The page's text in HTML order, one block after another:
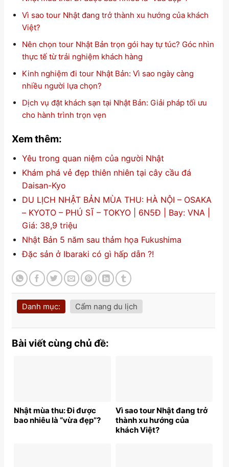
Vì sao tour Nhật đang trở thành xu hướng của khách
Việt?
Nên chọn tour Nhật Bản trọn gói hay tự túc? Góc nhìn
thực tế từ trải nghiệm khách hàng
Kinh nghiệm đi tour Nhật Bản: Vì sao ngày càng
nhiều người lựa chọn?
Dịch vụ đặt khách sạn tại Nhật Bản: Giải pháp tối ưu
cho hành trình trọn vẹn
Xem thêm:
Yêu trong quan niệm của người Nhật
Khám phá vẻ đẹp thiên nhiên tại cây cầu đá
Daisan-Kyo
DU LỊCH NHẬT BẢN MÙA THU: HÀ NỘI – OSAKA
– KYOTO – PHÚ SĨ – TOKYO | 6N5Đ | Bay: VNA |
Giá: 38,9 triệu
Nhật Bản 5 năm sau thảm họa Fukushima
Đặc sản ở Ibaraki có gì hấp dẫn ?!
Danh mục: Cẩm nang du lịch
Bài viết cùng chủ đề:
Nhật mùa thu: Đi được
bao nhiêu là “vừa đẹp”?
Vì sao tour Nhật đang trở
thành xu hướng của
khách Việt?